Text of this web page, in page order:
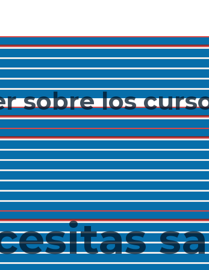
Menu
Toggle
Menu
Toggle
Menu
Toggle
Menu
Toggle
sobre los